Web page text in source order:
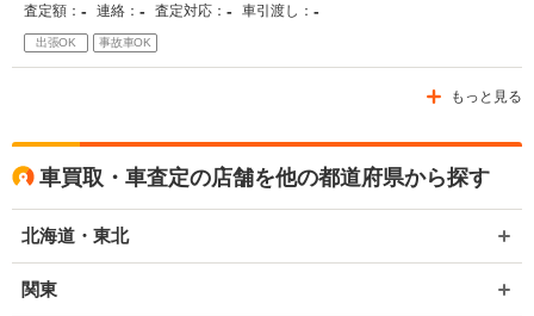
査定額： - 連絡： - 査定対応： - 車引渡し： -
出張OK 事故車OK
もっと見る
車買取・車査定の店舗を他の都道府県から探す
北海道・東北
関東